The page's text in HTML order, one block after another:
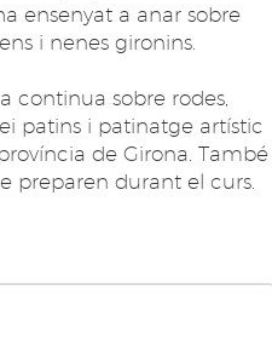
ensenyat a anar sobre
i nenes gironins.
continua sobre rodes,
patins i patinatge artístic
de Girona. També
preparen durant el curs.